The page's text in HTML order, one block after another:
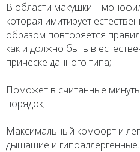
В области макушки –
которая имитирует
образом повторяется
как и должно быть в
прическе данного типа;
Поможет в считанные
порядок;
Максимальный комфорт и
дышащие и гипоаллергенные.